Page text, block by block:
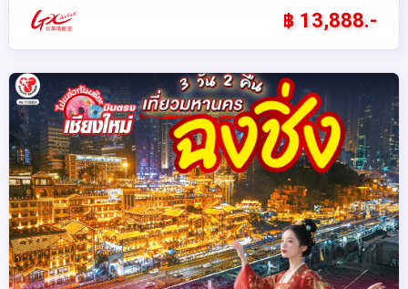
฿ 13,888.-